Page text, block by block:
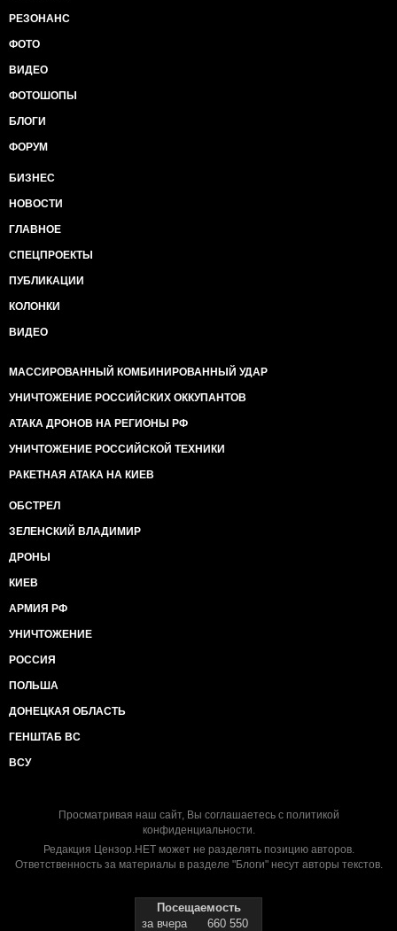
РЕЗОНАНС
ФОТО
ВИДЕО
ФОТОШОПЫ
БЛОГИ
ФОРУМ
БИЗНЕС
НОВОСТИ
ГЛАВНОЕ
СПЕЦПРОЕКТЫ
ПУБЛИКАЦИИ
КОЛОНКИ
ВИДЕО
МАССИРОВАННЫЙ КОМБИНИРОВАННЫЙ УДАР
УНИЧТОЖЕНИЕ РОССИЙСКИХ ОККУПАНТОВ
АТАКА ДРОНОВ НА РЕГИОНЫ РФ
УНИЧТОЖЕНИЕ РОССИЙСКОЙ ТЕХНИКИ
РАКЕТНАЯ АТАКА НА КИЕВ
ОБСТРЕЛ
ЗЕЛЕНСКИЙ ВЛАДИМИР
ДРОНЫ
КИЕВ
АРМИЯ РФ
УНИЧТОЖЕНИЕ
РОССИЯ
ПОЛЬША
ДОНЕЦКАЯ ОБЛАСТЬ
ГЕНШТАБ ВС
ВСУ
Просматривая наш сайт, Вы соглашаетесь с политикой
конфиденциальности.
Редакция Цензор.НЕТ может не разделять позицию авторов.
Ответственность за материалы в разделе "Блоги" несут авторы текстов.
Посещаемость
за вчера
660 550